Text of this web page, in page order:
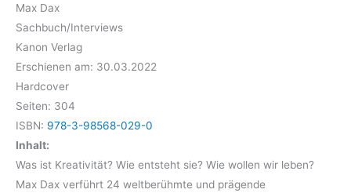
Max Dax
Sachbuch/Interviews
Kanon Verlag
Erschienen am: 30.03.2022
Hardcover
Seiten: 304
ISBN: 978-3-98568-029-0
Inhalt:
Was ist Kreativität? Wie entsteht sie? Wie wollen wir leben?
Max Dax verführt 24 weltberühmte und prägende